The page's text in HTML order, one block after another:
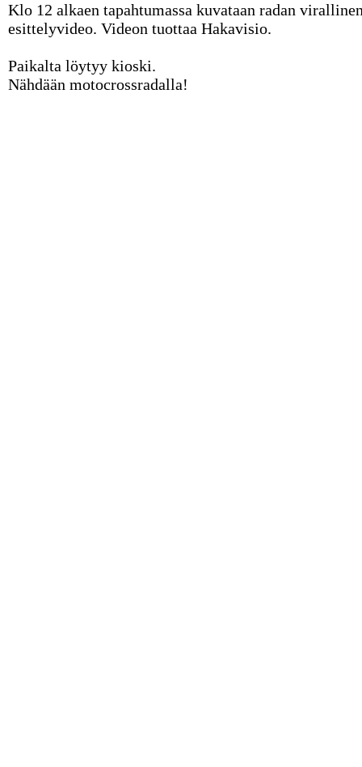
Klo 12 alkaen tapahtumassa kuvataan radan
esittelyvideo. Videon tuottaa Hakavisio.
Paikalta löytyy kioski.
Nähdään motocrossradalla!